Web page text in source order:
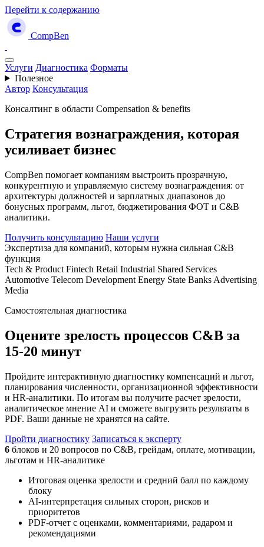
Перейти к содержанию
CompBen
Услуги Диагностика Форматы
Полезное
Автор Консультация
Консалтинг в области Compensation & benefits
Стратегия вознаграждения, которая
усиливает бизнес
CompBen помогает компаниям выстроить прозрачную,
конкурентную и управляемую систему вознаграждения: от
архитектуры должностей и зарплатных диапазонов до
бонусных программ, льгот, бюджетирования ФОТ и C&B
аналитики.
Получить консультацию Наши услуги
Экспертиза для компаний, которым нужна сильная C&B
функция
Tech & Product Fintech Retail Industrial Shared Services
Automotive Telecom Development Energy State Banks Advertising
Media
Самостоятельная диагностика
Оцените зрелость процессов C&B за
15-20 минут
Пройдите интерактивную диагностику компенсаций и льгот,
планирования численности, организационной эффективности
и HR-аналитики. По итогам вы получите расчет зрелости,
аналитическое мнение AI и сможете выгрузить результаты в
PDF. Ваши данные не хранятся на сайте.
Пройти диагностику Записаться к эксперту
6 блоков и 20 вопросов по C&B, грейдам, оплате, мотивации,
льготам и HR-аналитике
Итоговая оценка зрелости и средний балл по каждому
блоку
AI-интерпретация сильных сторон, рисков и
приоритетов
PDF-отчет с оценками, комментариями, радаром и
рекомендациями